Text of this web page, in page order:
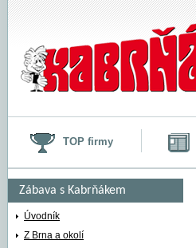
TOP firmy
Zábava s Kabrňákem
Horoskopy a snář
BLÍŽENCI (21.5. – 21.6.)
Úvodník
Z Brna a okolí